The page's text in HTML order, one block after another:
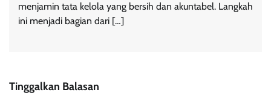
menjamin tata kelola yang bersih dan akuntabel. Langkah
ini menjadi bagian dari […]
Tinggalkan Balasan